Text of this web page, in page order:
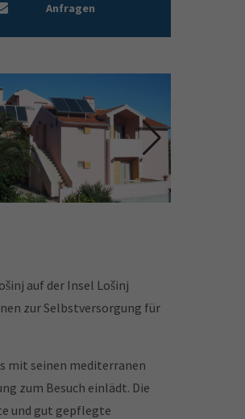
Anfragen
auf der Insel Lošinj
zur Selbstversorgung für
mit seinen mediterranen
zum Besuch einlädt. Die
und gut gepflegte